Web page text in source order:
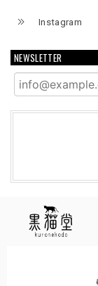
Instagram
NEWSLETTER